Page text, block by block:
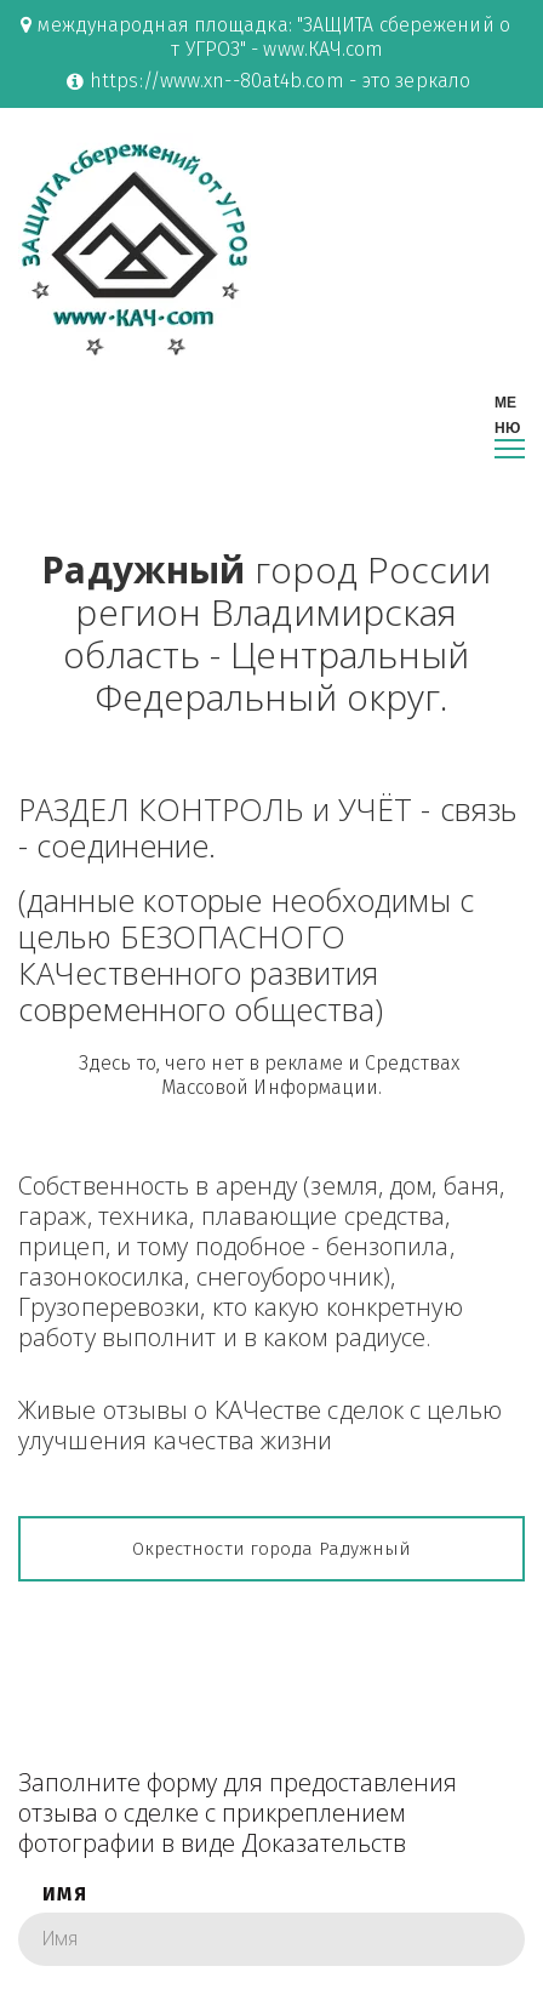
международная площадка: "ЗАЩИТА сбережений о
т УГРОЗ" - www.КАЧ.com
https://www.xn--80at4b.com - это зеркало
Радужный город России
регион Владимирская
область - Центральный
Федеральный округ.
РАЗДЕЛ КОНТРОЛЬ и УЧЁТ - связь
- соединение.
(данные которые необходимы с
целью БЕЗОПАСНОГО
КАЧественного развития
современного общества)
Здесь то, чего нет в рекламе и Средствах
Массовой Информации.
Собственность в аренду (земля, дом, баня,
гараж, техника, плавающие средства,
прицеп, и тому подобное - бензопила,
газонокосилка, снегоуборочник),
Грузоперевозки, кто какую конкретную
работу выполнит и в каком радиусе.
Живые отзывы о КАЧестве сделок с целью
улучшения качества жизни
Окрестности города Радужный
Заполните форму для предоставления
отзыва о сделке с прикреплением
фотографии в виде Доказательств
ИМЯ